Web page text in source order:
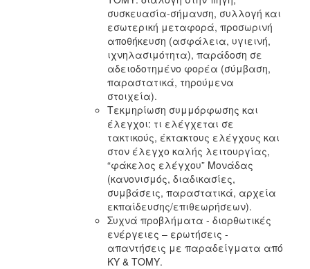
συσκευασία-σήμανση, συλλογή και
εσωτερική μεταφορά, προσωρινή
αποθήκευση (ασφάλεια, υγιεινή,
ιχνηλασιμότητα), παράδοση σε
αδειοδοτημένο φορέα (σύμβαση,
παραστατικά, τηρούμενα
στοιχεία).​
Τεκμηρίωση συμμόρφωσης και
έλεγχοι: τι ελέγχεται σε
τακτικούς, έκτακτους ελέγχους και
στον έλεγχο καλής λειτουργίας,
“φάκελος ελέγχου” Μονάδας
(κανονισμός, διαδικασίες,
συμβάσεις, παραστατικά, αρχεία
εκπαίδευσης/επιθεωρήσεων).
Συχνά προβλήματα - διορθωτικές
ενέργειες – ερωτήσεις -
απαντήσεις με παραδείγματα από
ΚΥ & ΤΟΜΥ.